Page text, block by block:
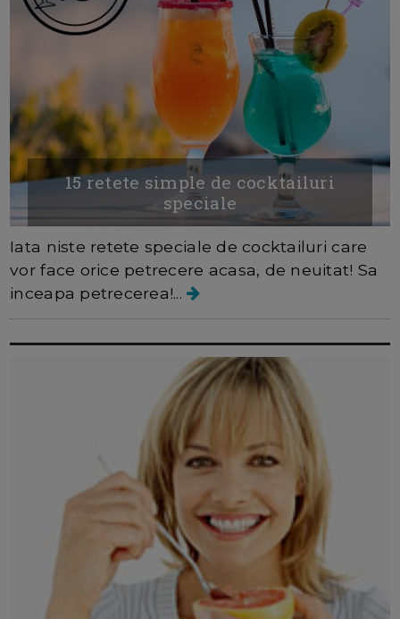
15 retete simple de cocktailuri
speciale
Iata niste retete speciale de cocktailuri care
vor face orice petrecere acasa, de neuitat! Sa
inceapa petrecerea!...